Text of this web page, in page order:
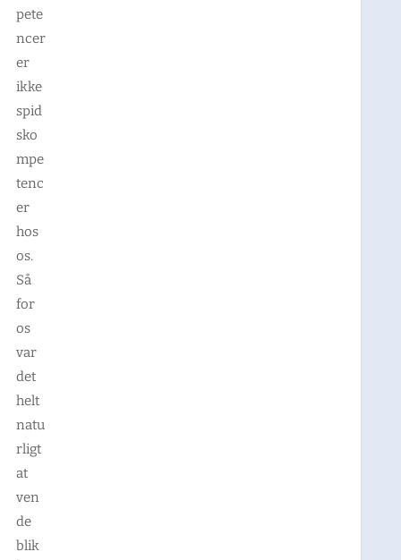
pete
ncer
er
ikke
spid
sko
mpe
tenc
er
hos
os.
Så
for
os
var
det
helt
natu
rligt
at
ven
de
blik